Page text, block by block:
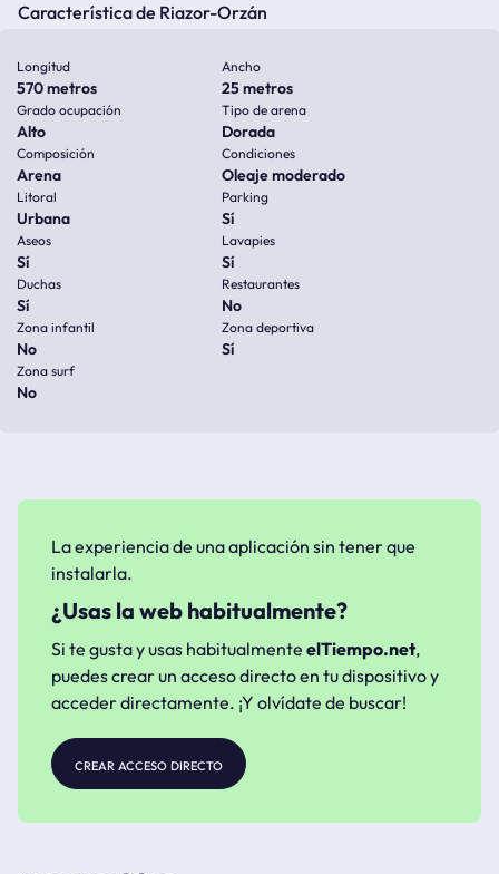
Característica de Riazor-Orzán
Longitud
570 metros
Ancho
25 metros
Grado ocupación
Alto
Tipo de arena
Dorada
Composición
Arena
Condiciones
Oleaje moderado
Litoral
Urbana
Parking
Sí
Aseos
Sí
Lavapies
Sí
Duchas
Sí
Restaurantes
No
Zona infantil
No
Zona deportiva
Sí
Zona surf
No
La experiencia de una aplicación sin tener que
instalarla.
¿Usas la web habitualmente?
Si te gusta y usas habitualmente elTiempo.net,
puedes crear un acceso directo en tu dispositivo y
acceder directamente. ¡Y olvídate de buscar!
crear acceso directo